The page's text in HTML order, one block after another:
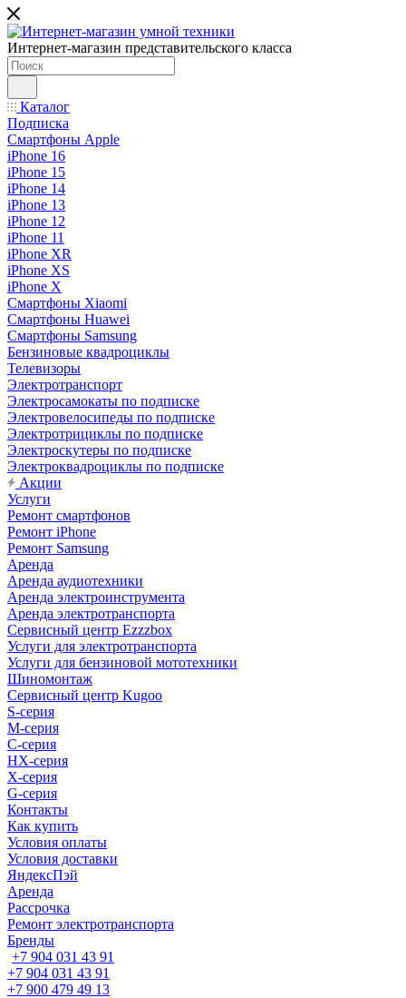
Интернет-магазин представительского класса
Каталог
Подписка
Смартфоны Apple
iPhone 16
iPhone 15
iPhone 14
iPhone 13
iPhone 12
iPhone 11
iPhone XR
iPhone XS
iPhone X
Смартфоны Xiaomi
Смартфоны Huawei
Смартфоны Samsung
Бензиновые квадроциклы
Телевизоры
Электротранспорт
Электросамокаты по подписке
Электровелосипеды по подписке
Электротрициклы по подписке
Электроскутеры по подписке
Электроквадроциклы по подписке
Акции
Услуги
Ремонт смартфонов
Ремонт iPhone
Ремонт Samsung
Аренда
Аренда аудиотехники
Аренда электроинструмента
Аренда электротранспорта
Сервисный центр Ezzzbox
Услуги для электротранспорта
Услуги для бензиновой мототехники
Шиномонтаж
Сервисный центр Kugoo
S-cерия
M-серия
С-серия
HX-серия
X-серия
G-серия
Контакты
Как купить
Условия оплаты
Условия доставки
ЯндексПэй
Аренда
Рассрочка
Ремонт электротранспорта
Бренды
+7 904 031 43 91
+7 904 031 43 91
+7 900 479 49 13